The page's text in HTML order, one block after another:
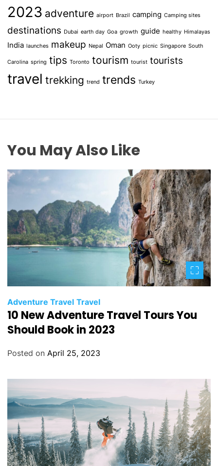
2023 adventure airport Brazil camping Camping sites
destinations Dubai earth day Goa growth guide healthy Himalayas
India launches makeup Nepal Oman Ooty picnic Singapore South
Carolina spring tips Toronto tourism tourist tourists
travel trekking trend trends Turkey
You May Also Like
Adventure Travel Travel
10 New Adventure Travel Tours You
Should Book in 2023
Posted on April 25, 2023